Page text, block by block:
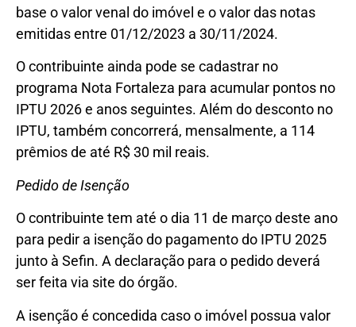
base o valor venal do imóvel e o valor das notas
emitidas entre 01/12/2023 a 30/11/2024.
O contribuinte ainda pode se cadastrar no
programa Nota Fortaleza para acumular pontos no
IPTU 2026 e anos seguintes. Além do desconto no
IPTU, também concorrerá, mensalmente, a 114
prêmios de até R$ 30 mil reais.
Pedido de Isenção
O contribuinte tem até o dia 11 de março deste ano
para pedir a isenção do pagamento do IPTU 2025
junto à Sefin. A declaração para o pedido deverá
ser feita via site do órgão.
A isenção é concedida caso o imóvel possua valor